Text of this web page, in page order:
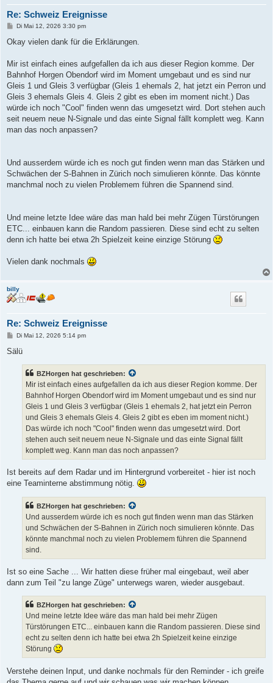
Re: Schweiz Ereignisse
B
i
a
Di Mai 12, 2026 3:30 pm
Okay vielen dank für die Erklärungen.
Mir ist einfach eines aufgefallen da ich aus dieser Region komme. Der
Bahnhof Horgen Obendorf wird im Moment umgebaut und es sind nur
Gleis 1 und Gleis 3 verfügbar (Gleis 1 ehemals 2, hat jetzt ein Perron und
Gleis 3 ehemals Gleis 4. Gleis 2 gibt es eben im moment nicht.) Das
würde ich noch "Cool" finden wenn das umgesetzt wird. Dort stehen auch
seit neuem neue N-Signale und das einte Signal fällt komplett weg. Kann
man das noch anpassen?
Und ausserdem würde ich es noch gut finden wenn man das Stärken und
Schwächen der S-Bahnen in Zürich noch simulieren könnte. Das könnte
manchmal noch zu vielen Problemem führen die Spannend sind.
Und meine letzte Idee wäre das man hald bei mehr Zügen Türstörungen
ETC... einbauen kann die Random passieren. Diese sind echt zu selten
denn ich hatte bei etwa 2h Spielzeit keine einzige Störung
Vielen dank nochmals
billy
Re: Schweiz Ereignisse
B
i
Di Mai 12, 2026 5:14 pm
Sälü
BZHorgen hat geschrieben:
Mir ist einfach eines aufgefallen da ich aus dieser Region komme. Der
Bahnhof Horgen Obendorf wird im Moment umgebaut und es sind nur
Gleis 1 und Gleis 3 verfügbar (Gleis 1 ehemals 2, hat jetzt ein Perron
und Gleis 3 ehemals Gleis 4. Gleis 2 gibt es eben im moment nicht.)
Das würde ich noch "Cool" finden wenn das umgesetzt wird. Dort
stehen auch seit neuem neue N-Signale und das einte Signal fällt
komplett weg. Kann man das noch anpassen?
Ist bereits auf dem Radar und im Hintergrund vorbereitet - hier ist noch
eine Teaminterne abstimmung nötig.
BZHorgen hat geschrieben:
Und ausserdem würde ich es noch gut finden wenn man das Stärken
und Schwächen der S-Bahnen in Zürich noch simulieren könnte. Das
könnte manchmal noch zu vielen Problemem führen die Spannend
sind.
Ist so eine Sache ... Wir hatten diese früher mal eingebaut, weil aber
dann zum Teil "zu lange Züge" unterwegs waren, wieder ausgebaut.
BZHorgen hat geschrieben:
Und meine letzte Idee wäre das man hald bei mehr Zügen
Türstörungen ETC... einbauen kann die Random passieren. Diese sind
echt zu selten denn ich hatte bei etwa 2h Spielzeit keine einzige
Störung
Verstehe deinen Input, und danke nochmals für den Reminder - ich greife